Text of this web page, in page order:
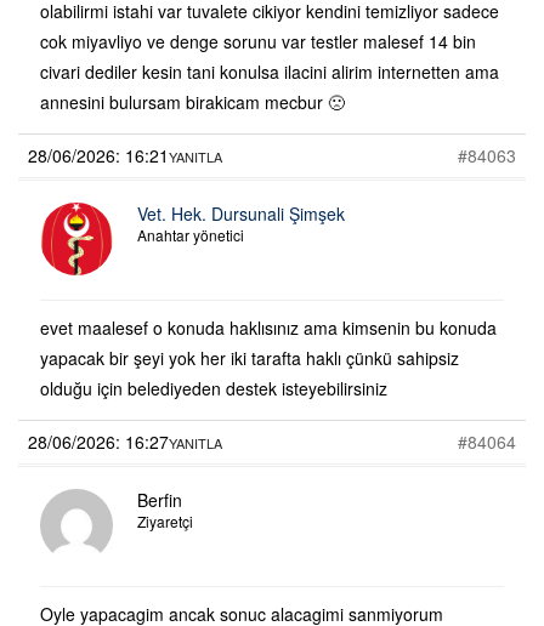
olabilirmi istahi var tuvalete cikiyor kendini temizliyor sadece
cok miyavliyo ve denge sorunu var testler malesef 14 bin
civari dediler kesin tani konulsa ilacini alirim internetten ama
annesini bulursam birakicam mecbur 🙁
28/06/2026: 16:21 #84063
YANITLA
Vet. Hek. Dursunali Şimşek
Anahtar yönetici
evet maalesef o konuda haklısınız ama kimsenin bu konuda
yapacak bir şeyi yok her iki tarafta haklı çünkü sahipsiz
olduğu için belediyeden destek isteyebilirsiniz
28/06/2026: 16:27 #84064
YANITLA
Berfin
Ziyaretçi
Oyle yapacagim ancak sonuc alacagimi sanmiyorum